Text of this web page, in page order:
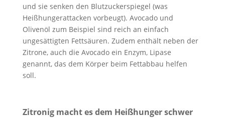
und sie senken den Blutzuckerspiegel (was
Heißhungerattacken vorbeugt). Avocado und
Olivenöl zum Beispiel sind reich an einfach
ungesättigten Fettsäuren. Zudem enthält neben der
Zitrone, auch die Avocado ein Enzym, Lipase
genannt, das dem Körper beim Fettabbau helfen
soll.
Zitronig macht es dem Heißhunger schwer